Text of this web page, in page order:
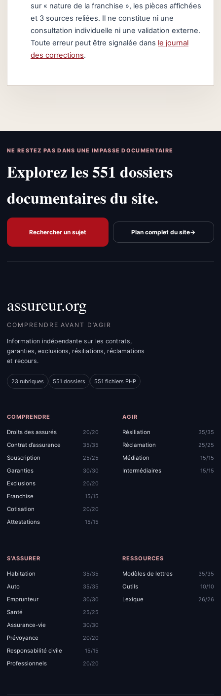
sur « nature de la franchise », les pièces affichées
et 3 sources reliées. Il ne constitue ni une
consultation individuelle ni une validation externe.
Toute erreur peut être signalée dans le journal
des corrections.
NE RESTEZ PAS DANS UNE IMPASSE DOCUMENTAIRE
Explorez les 551 dossiers
documentaires du site.
Rechercher un sujet Plan complet du site→
assureur.org
COMPRENDRE AVANT D’AGIR
Information indépendante sur les contrats,
garanties, exclusions, résiliations, réclamations
et recours.
23 rubriques 551 dossiers 551 fichiers PHP
COMPRENDRE
Droits des assurés
20/20
Contrat d’assurance
35/35
Souscription
25/25
Garanties
30/30
Exclusions
20/20
Franchise
15/15
Cotisation
20/20
Attestations
15/15
AGIR
Résiliation
35/35
Réclamation
25/25
Médiation
15/15
Intermédiaires
15/15
S’ASSURER
Habitation
35/35
Auto
35/35
Emprunteur
30/30
Santé
25/25
Assurance-vie
30/30
Prévoyance
20/20
Responsabilité civile
15/15
Professionnels
20/20
RESSOURCES
Modèles de lettres
35/35
Outils
10/10
Lexique
26/26